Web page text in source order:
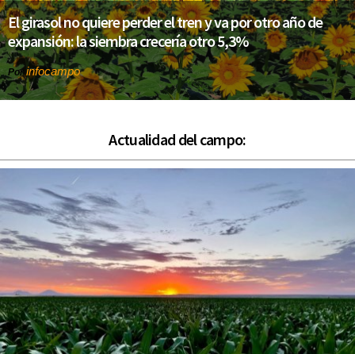
El girasol no quiere perder el tren y va por otro año de
expansión: la siembra crecería otro 5,3%
Por infocampo
Actualidad del campo: